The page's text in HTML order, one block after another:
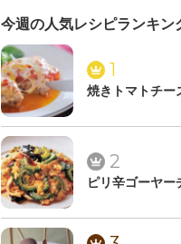
今週の人気レシピランキン
1
焼きトマトチー
2
ピリ辛ゴーヤー